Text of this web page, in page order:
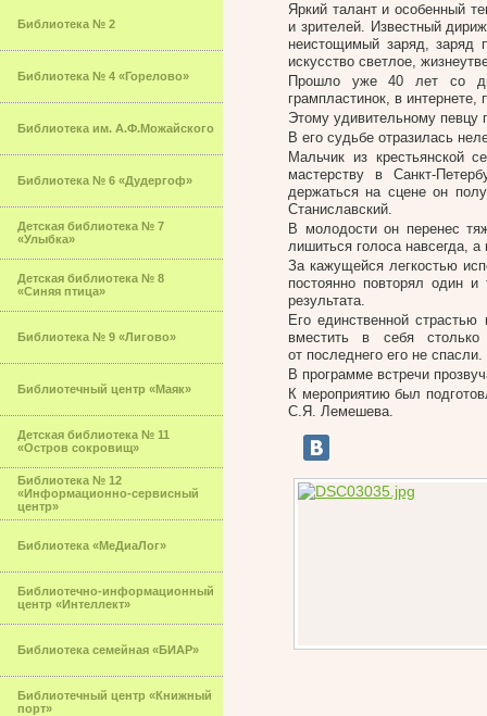
Библиотека № 2
Библиотека № 4 «Горелово»
Библиотека им. А.Ф.Можайского
Библиотека № 6 «Дудергоф»
Детская библиотека № 7
«Улыбка»
Детская библиотека № 8
«Синяя птица»
Библиотека № 9 «Лигово»
Библиотечный центр «Маяк»
Детская библиотека № 11
«Остров сокровищ»
Библиотека № 12
«Информационно-сервисный
центр»
Библиотека «МеДиаЛог»
Библиотечно-информационный
центр «Интеллект»
Библиотека семейная «БИАР»
Библиотечный центр «Книжный
порт»
Яркий талант и особенный
и зрителей. Известный
неистощимый заряд, заряд
искусство светлое,
Прошло уже 40 лет со
грампластинок, в
Этому удивительному певцу
В его судьбе отразилась
Мальчик из крестьянской
мастерству в Санкт-
держаться на сцене он
Станиславский.
В молодости он перенес
лишиться голоса навсегда,
За кажущейся легкостью
постоянно повторял один
результата.
Его единственной
вместить в себя
от последнего его не спасли.
В программе встречи
К мероприятию был
С.Я. Лемешева.